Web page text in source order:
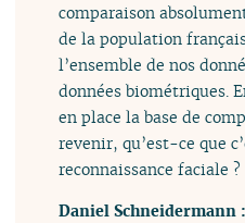
comparaison
de la population
l’ensemble de nos
données biométriques.
en place la base de
revenir, qu’est-ce que
reconnaissance faciale ?
Daniel Schneidermann